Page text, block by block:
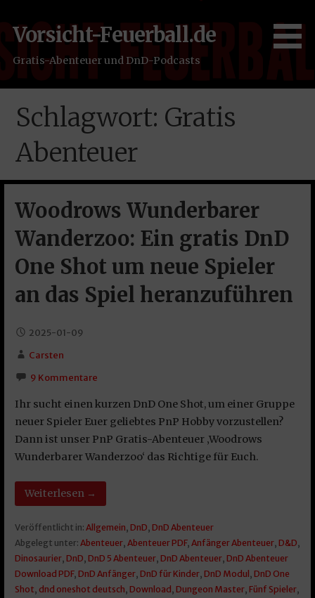
Inhalt
springen
Vorsicht-Feuerball.de
Gratis-Abenteuer und DnD-Podcasts
Schlagwort: Gratis
Abenteuer
Woodrows Wunderbarer
Wanderzoo: Ein gratis DnD
One Shot um neue Spieler
an das Spiel heranzuführen
2025-01-09
Carsten
9 Kommentare
Ihr sucht einen kurzen DnD One Shot, um einer Gruppe
neuer Spieler Euer geliebtes PnP Hobby vorzustellen?
Dann ist unser PnP Gratis-Abenteuer ‚Woodrows
Wunderbarer Wanderzoo‘ das Richtige für Euch.
Weiterlesen →
Veröffentlicht in: Allgemein DnD DnD Abenteuer
Abgelegt unter: Abenteuer, Abenteuer PDF, Anfänger Abenteuer, D&D
Dinosaurier, DnD DnD 5 Abenteuer, DnD Abenteuer, DnD Abenteuer
Download PDF, DnD Anfänger, DnD für Kinder, DnD Modul DnD One
Shot dnd oneshot deutsch Download Dungeon Master, Fünf Spieler,